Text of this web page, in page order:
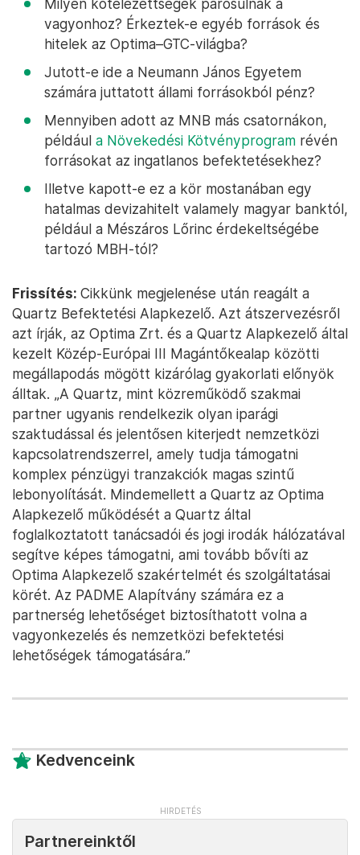
vagyonhoz? Érkeztek-e egyéb források és
hitelek az Optima–GTC-világba?
Jutott-e ide a Neumann János Egyetem
számára juttatott állami forrásokból pénz?
Mennyiben adott az MNB más csatornákon,
például a Növekedési Kötvényprogram révén
forrásokat az ingatlanos befektetésekhez?
Illetve kapott-e ez a kör mostanában egy
hatalmas devizahitelt valamely magyar banktól,
például a Mészáros Lőrinc érdekeltségébe
tartozó MBH-tól?
Frissítés: Cikkünk megjelenése után reagált a
Quartz Befektetési Alapkezelő. Azt átszervezésről
azt írják, az Optima Zrt. és a Quartz Alapkezelő által
kezelt Közép-Európai III Magántőkealap közötti
megállapodás mögött kizárólag gyakorlati előnyök
álltak. „A Quartz, mint közreműködő szakmai
partner ugyanis rendelkezik olyan iparági
szaktudással és jelentősen kiterjedt nemzetközi
kapcsolatrendszerrel, amely tudja támogatni
komplex pénzügyi tranzakciók magas szintű
lebonyolítását. Mindemellett a Quartz az Optima
Alapkezelő működését a Quartz által
foglalkoztatott tanácsadói és jogi irodák hálózatával
segítve képes támogatni, ami tovább bővíti az
Optima Alapkezelő szakértelmét és szolgáltatásai
körét. Az PADME Alapítvány számára ez a
partnerség lehetőséget biztosíthatott volna a
vagyonkezelés és nemzetközi befektetési
lehetőségek támogatására.”
Kedvenceink
Partnereinktől